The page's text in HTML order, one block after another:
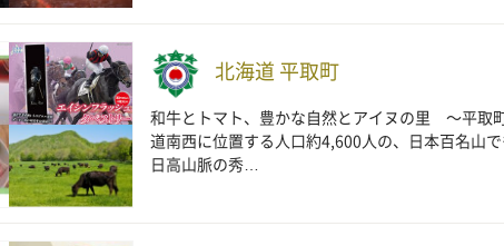
北海道 平取町
和牛とトマト、豊かな自然とアイヌの里 ～平取
道南西に位置する人口約4,600人の、日本百名山
日高山脈の秀…